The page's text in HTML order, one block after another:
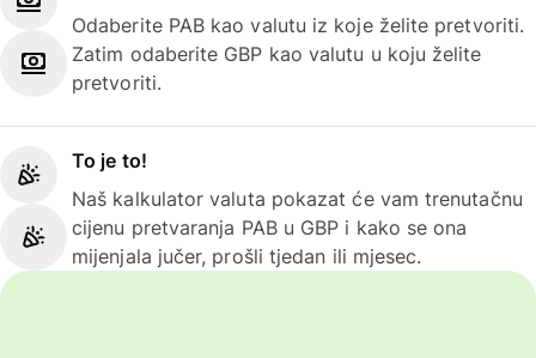
Odaberite PAB kao valutu iz koje želite pretvoriti.
Zatim odaberite GBP kao valutu u koju želite
pretvoriti.
To je to!
Naš kalkulator valuta pokazat će vam trenutačnu
cijenu pretvaranja PAB u GBP i kako se ona
mijenjala jučer, prošli tjedan ili mjesec.